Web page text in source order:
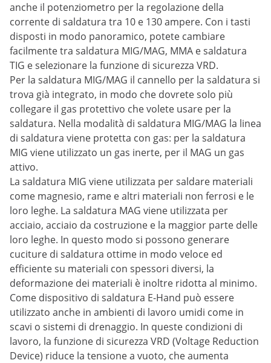
anche il potenziometro per la regolazione della
corrente di saldatura tra 10 e 130 ampere. Con i tasti
disposti in modo panoramico, potete cambiare
facilmente tra saldatura MIG/MAG, MMA e saldatura
TIG e selezionare la funzione di sicurezza VRD.
Per la saldatura MIG/MAG il cannello per la saldatura si
trova già integrato, in modo che dovrete solo più
collegare il gas protettivo che volete usare per la
saldatura. Nella modalità di saldatura MIG/MAG la linea
di saldatura viene protetta con gas: per la saldatura
MIG viene utilizzato un gas inerte, per il MAG un gas
attivo.
La saldatura MIG viene utilizzata per saldare materiali
come magnesio, rame e altri materiali non ferrosi e le
loro leghe. La saldatura MAG viene utilizzata per
acciaio, acciaio da costruzione e la maggior parte delle
loro leghe. In questo modo si possono generare
cuciture di saldatura ottime in modo veloce ed
efficiente su materiali con spessori diversi, la
deformazione dei materiali è inoltre ridotta al minimo.
Come dispositivo di saldatura E-Hand può essere
utilizzato anche in ambienti di lavoro umidi come in
scavi o sistemi di drenaggio. In queste condizioni di
lavoro, la funzione di sicurezza VRD (Voltage Reduction
Device) riduce la tensione a vuoto, che aumenta